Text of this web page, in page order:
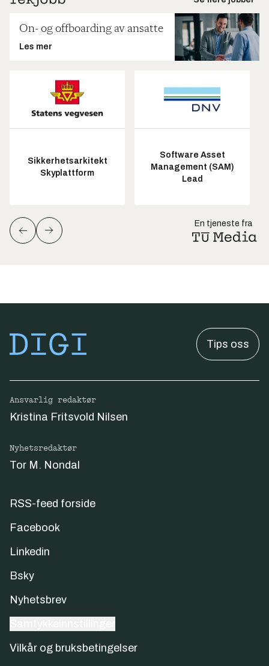
On- og offboarding av ansatte
Les mer
Sikkerhetsarkitekt
Skyplattform
Software Asset
Management (SAM)
Lead
En tjeneste fra
Tips oss
Ansvarlig redaktør
Kristina Fritsvold Nilsen
Nyhetsredaktør
Tor M. Nondal
RSS-feed forside
Facebook
Linkedin
Bsky
Nyhetsbrev
Vilkår og bruksbetingelser